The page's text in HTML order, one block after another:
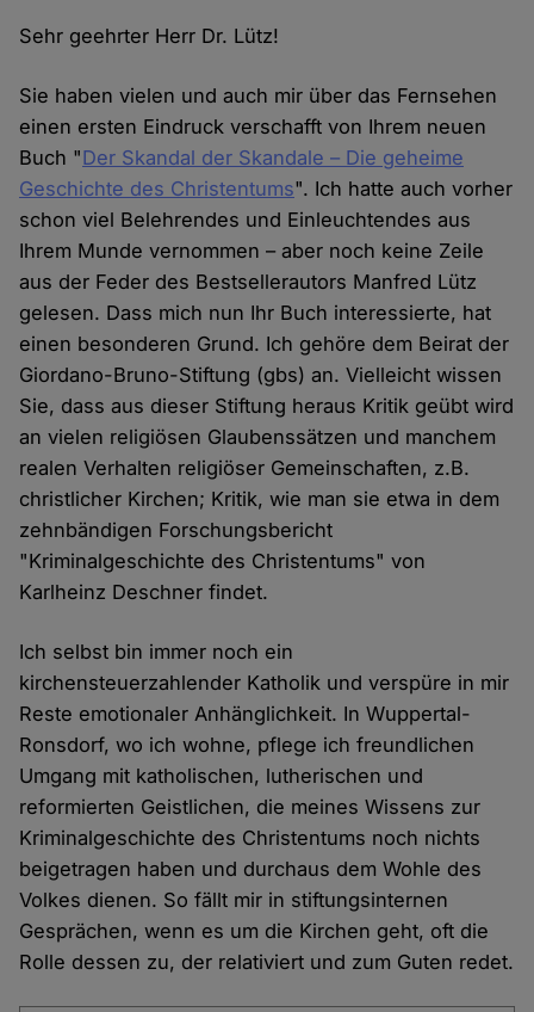
Sehr geehrter Herr Dr. Lütz!
Sie haben vielen und auch mir über das Fernsehen
einen ersten Eindruck verschafft von Ihrem neuen
Buch "Der Skandal der Skandale – Die geheime
Geschichte des Christentums". Ich hatte auch vorher
schon viel Belehrendes und Einleuchtendes aus
Ihrem Munde vernommen – aber noch keine Zeile
aus der Feder des Bestsellerautors Manfred Lütz
gelesen. Dass mich nun Ihr Buch interessierte, hat
einen besonderen Grund. Ich gehöre dem Beirat der
Giordano-Bruno-Stiftung (gbs) an. Vielleicht wissen
Sie, dass aus dieser Stiftung heraus Kritik geübt wird
an vielen religiösen Glaubenssätzen und manchem
realen Verhalten religiöser Gemeinschaften, z.B.
christlicher Kirchen; Kritik, wie man sie etwa in dem
zehnbändigen Forschungsbericht
"Kriminalgeschichte des Christentums" von
Karlheinz Deschner findet.
Ich selbst bin immer noch ein
kirchensteuerzahlender Katholik und verspüre in mir
Reste emotionaler Anhänglichkeit. In Wuppertal-
Ronsdorf, wo ich wohne, pflege ich freundlichen
Umgang mit katholischen, lutherischen und
reformierten Geistlichen, die meines Wissens zur
Kriminalgeschichte des Christentums noch nichts
beigetragen haben und durchaus dem Wohle des
Volkes dienen. So fällt mir in stiftungsinternen
Gesprächen, wenn es um die Kirchen geht, oft die
Rolle dessen zu, der relativiert und zum Guten redet.